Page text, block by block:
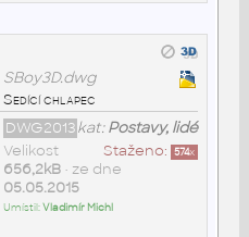
SBoy3D.dwg
Sedící chlapec
kat:Postavy, lidé
DWG2013
Staženo: 574x
Velikost
656,2kB• ze dne
05.05.2015
Umístil:Vladimír Michl